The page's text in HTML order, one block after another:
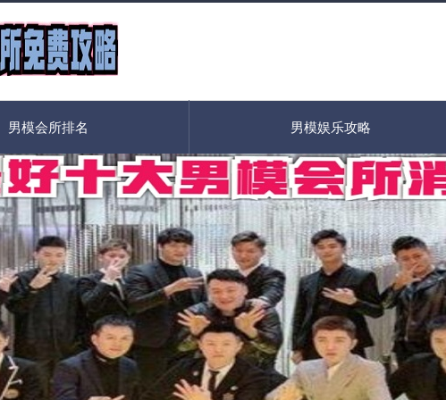
男模会所排名 男模娱乐攻略